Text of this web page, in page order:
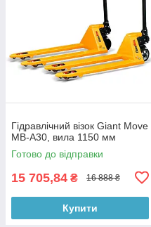
Гідравлічний візок Giant Move
MB-A30, вила 1150 мм
Готово до відправки
15 705,84 ₴ 16 888 ₴
Купити